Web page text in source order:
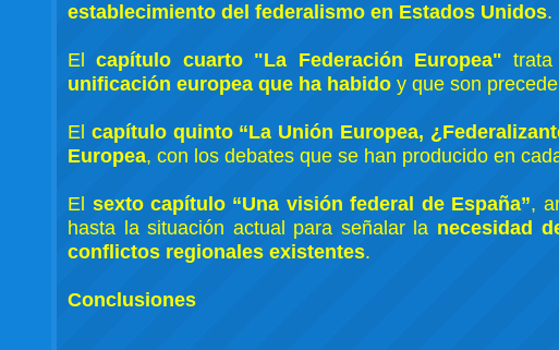
establecimiento del federalismo en Estados Unidos.
Elcapítulo cuarto "La Federación Europea"
unificación europea que ha habido y que son
El capítulo quinto “La Unión Europea,
Europea, con los debates que se han producido en
El sexto capítulo “Una visión federal de España”,
hasta la situación actual para señalar la necesidad
conflictos regionales existentes.
Conclusiones